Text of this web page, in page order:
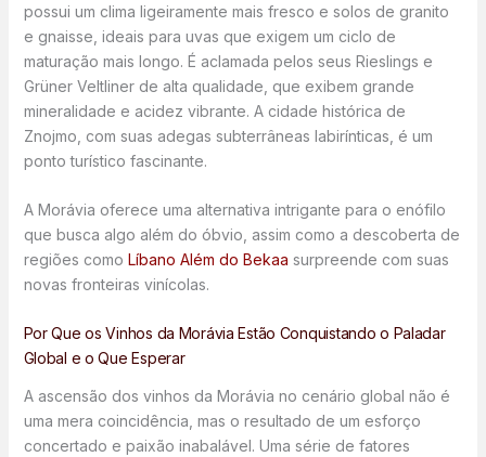
possui um clima ligeiramente mais fresco e solos de granito
e gnaisse, ideais para uvas que exigem um ciclo de
maturação mais longo. É aclamada pelos seus Rieslings e
Grüner Veltliner de alta qualidade, que exibem grande
mineralidade e acidez vibrante. A cidade histórica de
Znojmo, com suas adegas subterrâneas labirínticas, é um
ponto turístico fascinante.
A Morávia oferece uma alternativa intrigante para o enófilo
que busca algo além do óbvio, assim como a descoberta de
regiões como Líbano Além do Bekaa surpreende com suas
novas fronteiras vinícolas.
Por Que os Vinhos da Morávia Estão Conquistando o Paladar
Global e o Que Esperar
A ascensão dos vinhos da Morávia no cenário global não é
uma mera coincidência, mas o resultado de um esforço
concertado e paixão inabalável. Uma série de fatores